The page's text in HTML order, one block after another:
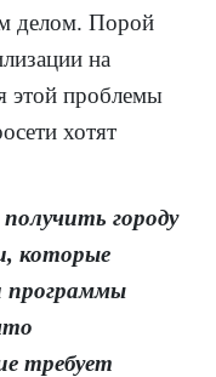
делом. Порой
на
этой проблемы
хотят
городу
которые
программы
требует